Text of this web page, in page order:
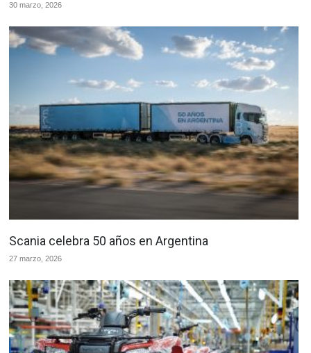
30 marzo, 2026
Scania celebra 50 años en Argentina
27 marzo, 2026